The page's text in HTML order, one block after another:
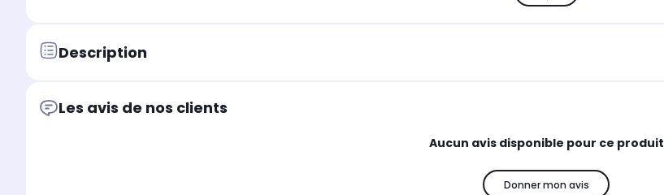
Description
Les avis de nos clients
Aucun avis disponible pour ce produit
Donner mon avis